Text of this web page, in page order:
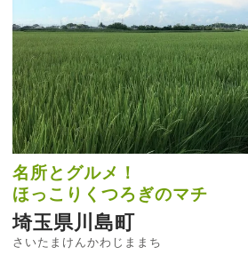
名所とグルメ！
ほっこりくつろぎのマチ
埼玉県川島町
さいたまけんかわじままち